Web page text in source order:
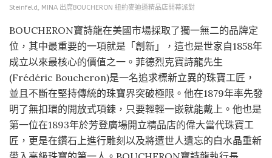
Steinfeld, MINA 出席BOUCHERON 紐約麥迪遜精品店開幕派對
BOUCHERON寶詩龍在美國市場採取了獨一無二的品牌定
位，其中最重要的一項就是「創新」，這也是世家自1858年
成立以來最核心的價值之一。菲德烈克寶詩龍先生
(Frédéric Boucheron)是一名追求標新立異的珠寶工匠，
並且不斷在堅持傳統的珠寶界突破極限。他在1879年率先發
明了無扣環的開放式項鍊，只要輕輕一嵌就能戴上。他也是
第一位在1893年於芳登廣場開立精品店的偉大當代珠寶工
匠，更是在鑽石上進行雕刻以及將遭世人遺忘的白水晶重新